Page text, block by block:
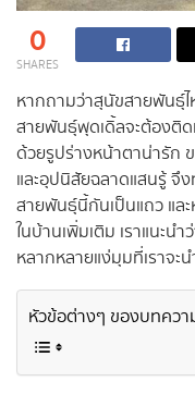
0
SHARES
หากถามว่าสุนัขสายพันธุ์
สายพันธุ์พุดเดิ้ลจะต้องติ
ด้วยรูปร่างหน้าตาน่ารัก
และอุปนิสัยฉลาดแสนรู้ จึ
สายพันธุ์นี้กันเป็นแถว แล
ในบ้านเพิ่มเติม เราแนะ
หลากหลายแง่มุมที่เราจะ
หัวข้อต่างๆ ของบทคว